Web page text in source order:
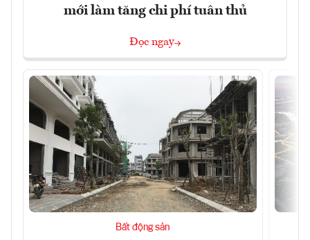
mới làm tăng chi phí tuân thủ
Đọc ngay
Bất động sản